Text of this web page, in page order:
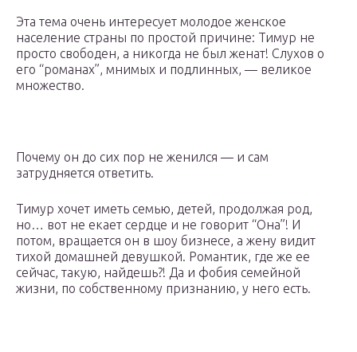
Эта тема очень интересует молодое женское
население страны по простой причине: Тимур не
просто свободен, а никогда не был женат! Слухов о
его “романах”, мнимых и подлинных, — великое
множество.
Почему он до сих пор не женился — и сам
затрудняется ответить.
Тимур хочет иметь семью, детей, продолжая род,
но… вот не екает сердце и не говорит “Она”! И
потом, вращается он в шоу бизнесе, а жену видит
тихой домашней девушкой. Романтик, где же ее
сейчас, такую, найдешь?! Да и фобия семейной
жизни, по собственному признанию, у него есть.